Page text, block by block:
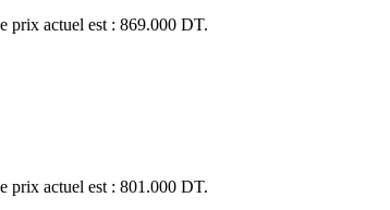
prix actuel est : 869.000 DT.
prix actuel est : 801.000 DT.